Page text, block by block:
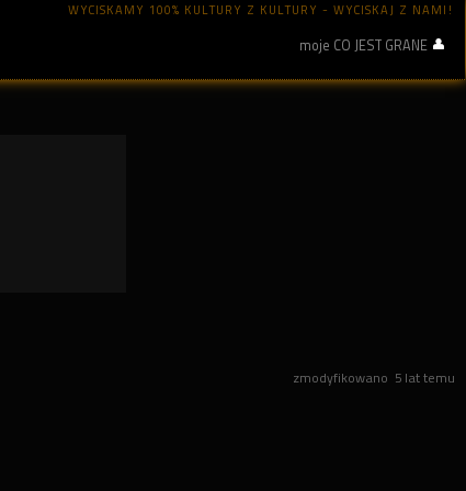
WYCISKAMY 100% KULTURY Z KULTURY - WYCISKAJ Z NAMI!
moje CO JEST GRANE
zmodyfikowano 5 lat temu